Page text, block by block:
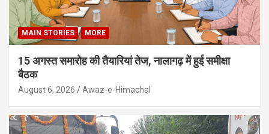
MAIN STORIES MORE
15 अगस्त समारोह की तैयारियां तेज, नालागढ़ में हुई समीक्षा
बैठक
August 6, 2026 Awaz-e-Himachal